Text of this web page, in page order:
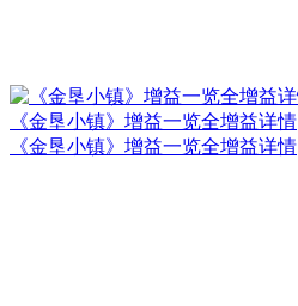
《金垦小镇》增益一览全增益详情
《金垦小镇》增益一览全增益详情